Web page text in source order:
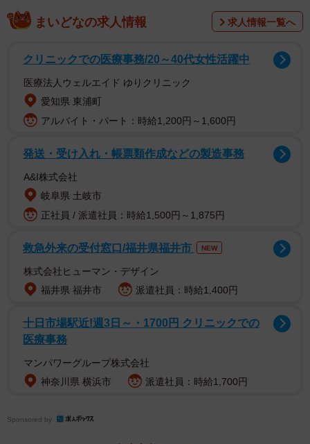
まいどなの求人情報 求人情報一覧へ
クリニックでの医療事務/20～40代女性活躍中
医療法人ウェルエイド ゆりクリニック
愛知県 東浦町
アルバイト・パート：時給1,200円～1,600円
発送・受け入れ・帳票類作成などの製造事務
A&I株式会社
岐阜県 土岐市
正社員 / 派遣社員：時給1,500円～1,875円
救急外来の受付窓口/福井県福井市 NEW
株式会社ヒューマン・デザイン
福井県 福井市
派遣社員：時給1,400円
十日市場駅近!週3日～・1700円 クリニックでの
医療事務
マンパワーグループ株式会社
神奈川県 横浜市
派遣社員：時給1,700円
Sponsored by